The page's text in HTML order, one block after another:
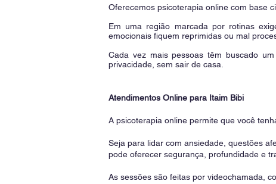
Oferecemos psicoterapia online com base
Em uma região marcada por rotinas
emocionais fiquem reprimidas ou mal
Cada vez mais pessoas têm buscado
privacidade, sem sair de casa.
Atendimentos Online para Itaim Bibi
A psicoterapia online permite que você
Seja para lidar com ansiedade, questões
pode oferecer segurança, profundidade e
As sessões são feitas por videochamada,